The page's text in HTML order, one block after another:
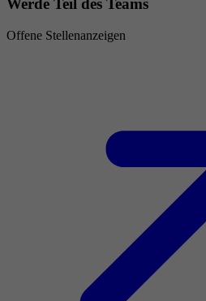
Werde Teil des Teams
Offene Stellenanzeigen